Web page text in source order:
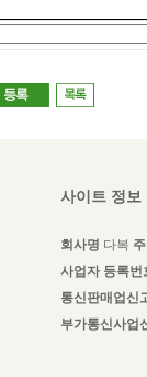
사이트 정보
회사명 다복
사업자 등록번
통신판매업신
부가통신사업